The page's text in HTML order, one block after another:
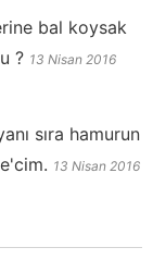
bal koysak
? 13 Nisan 2016
sıra hamurun
13 Nisan 2016